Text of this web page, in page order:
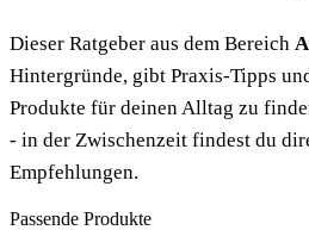
Dieser Ratgeber aus dem Bereich
Hintergründe, gibt Praxis-Tipps
Produkte für deinen Alltag zu
- in der Zwischenzeit findest du
Empfehlungen.
Passende Produkte